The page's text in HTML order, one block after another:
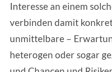
Interesse an einem
verbinden damit
unmittelbare –
heterogen oder sogar